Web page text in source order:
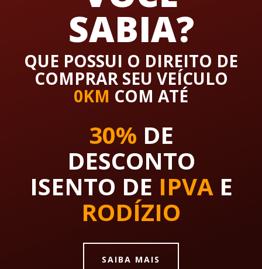
SABIA?
QUE POSSUI O DIREITO DE
COMPRAR SEU VEÍCULO
0KM COM ATÉ
30% DE
DESCONTO
ISENTO DE IPVAE
RODÍZIO
SAIBA MAIS